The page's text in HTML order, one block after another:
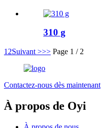
310 g
1 2Suivant >>> Page 1 / 2
Contactez-nous dès maintenant
À propos de Oyi